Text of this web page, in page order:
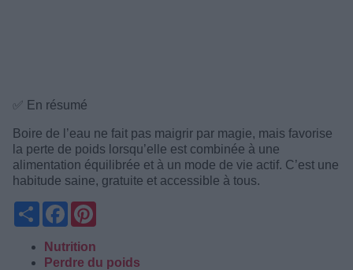
✅ En résumé
Boire de l’eau ne fait pas maigrir par magie, mais favorise
la perte de poids lorsqu’elle est combinée à une
alimentation équilibrée et à un mode de vie actif. C’est une
habitude saine, gratuite et accessible à tous.
PartagerFacebook
Nutrition
Perdre du poids